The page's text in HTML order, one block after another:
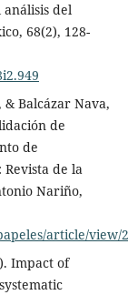
análisis del
68(2), 128-
& Balcázar Nava,
de
de
Revista de la
Nariño,
article/view/
Impact of